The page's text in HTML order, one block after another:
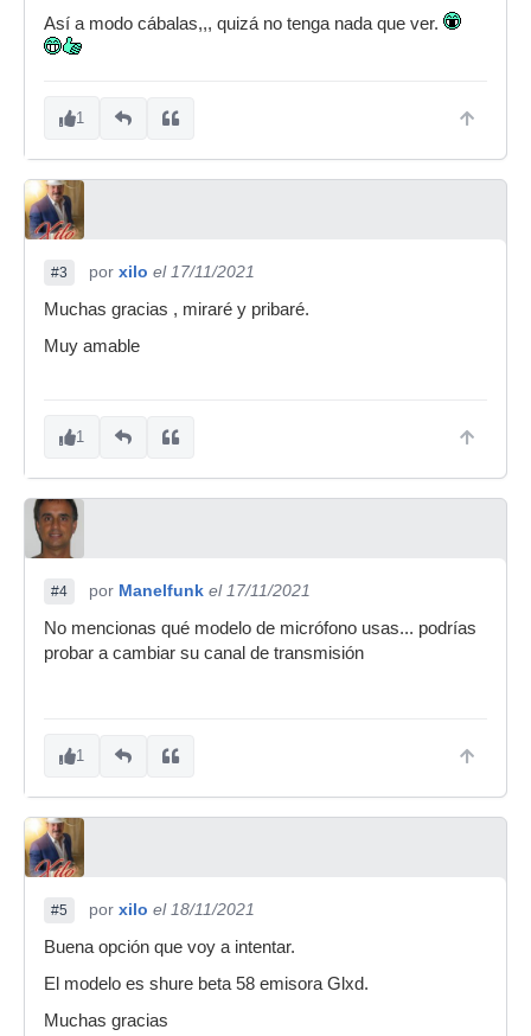
Así a modo cábalas,,, quizá no tenga nada que ver.
1
#3 por xilo el 17/11/2021
Muchas gracias , miraré y pribaré.
Muy amable
1
#4 por Manelfunk el 17/11/2021
No mencionas qué modelo de micrófono usas... podrías
probar a cambiar su canal de transmisión
1
#5 por xilo el 18/11/2021
Buena opción que voy a intentar.
El modelo es shure beta 58 emisora Glxd.
Muchas gracias